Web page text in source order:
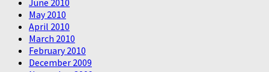
May 2010
April 2010
March 2010
February 2010
December 2009